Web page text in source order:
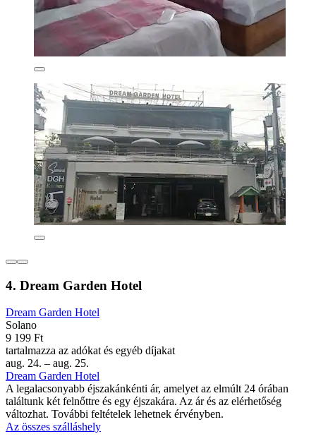
4. Dream Garden Hotel
Dream Garden Hotel
Solano
9 199 Ft
tartalmazza az adókat és egyéb díjakat
aug. 24. – aug. 25.
Dream Garden Hotel
A legalacsonyabb éjszakánkénti ár, amelyet az elmúlt 24 órában
találtunk két felnőttre és egy éjszakára. Az ár és az elérhetőség
változhat. További feltételek lehetnek érvényben.
Az összes szálláshely